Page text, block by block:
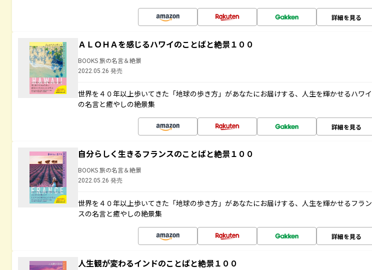
詳細を見る
ＡＬＯＨＡを感じるハワイのことばと絶景１００
BOOKS 旅の名言＆絶景
2022.05.26 発売
世界を４０年以上歩いてきた「地球の歩き方」があなたにお届けする、人生を輝かせるハワイ
の名言と癒やしの絶景集
詳細を見る
自分らしく生きるフランスのことばと絶景１００
BOOKS 旅の名言＆絶景
2022.05.26 発売
世界を４０年以上歩いてきた「地球の歩き方」があなたにお届けする、人生を輝かせるフラン
スの名言と癒やしの絶景集
詳細を見る
人生観が変わるインドのことばと絶景１００